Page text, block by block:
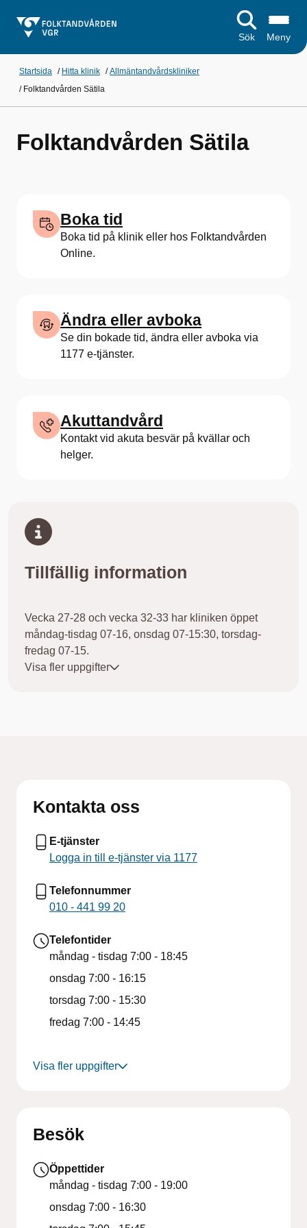
Sök Meny
Startsida / Hitta klinik /Allmäntandvårdskliniker
/ Folktandvården Sätila
Folktandvården Sätila
Boka tid
Boka tid på klinik eller hos Folktandvården
Online.
Ändra eller avboka
Se din bokade tid, ändra eller avboka via
1177 e-tjänster.
Akuttandvård
Kontakt vid akuta besvär på kvällar och
helger.
Tillfällig information
Vecka 27-28 och vecka 32-33 har kliniken öppet
måndag-tisdag 07-16, onsdag 07-15:30, torsdag-
fredag 07-15.
Kliniken har stängt vecka 29-31. Patienter med akuta
Visa fler uppgifter
Kontakta oss
E-tjänster
Logga in till e-tjänster via 1177
Telefonnummer
010 - 441 99 20
Telefontider
måndag - tisdag 7:00 - 18:45
onsdag 7:00 - 16:15
torsdag 7:00 - 15:30
fredag 7:00 - 14:45
Visa fler uppgifter
Besök
Öppettider
måndag - tisdag 7:00 - 19:00
onsdag 7:00 - 16:30